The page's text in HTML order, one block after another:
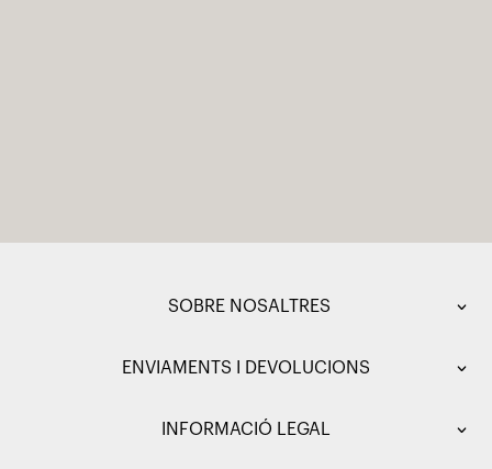
SOBRE NOSALTRES
ENVIAMENTS I DEVOLUCIONS
INFORMACIÓ LEGAL